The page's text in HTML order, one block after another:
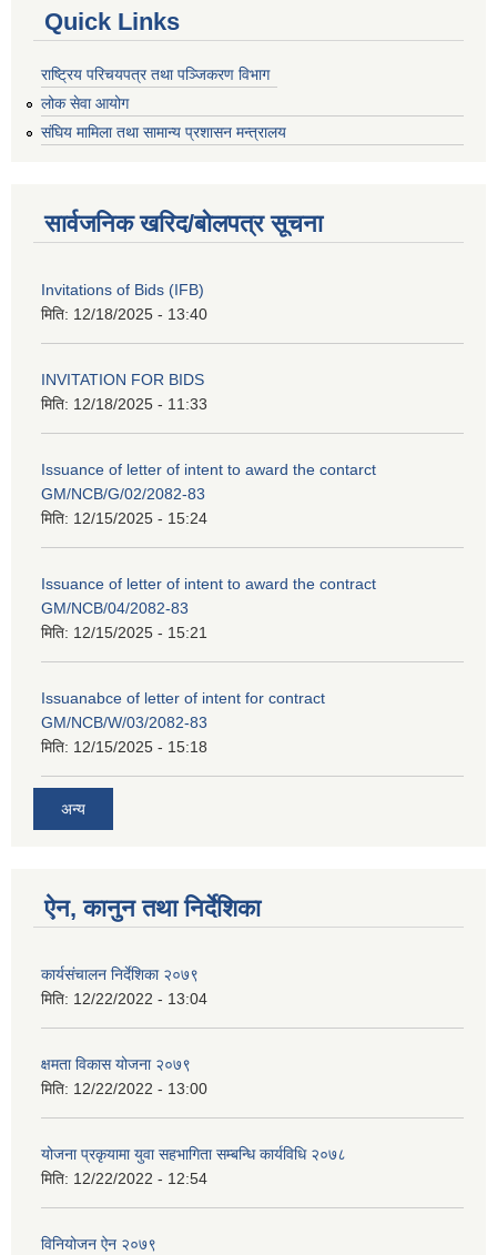
Quick Links
राष्ट्रिय परिचयपत्र तथा पञ्जिकरण विभाग
लोक सेवा आयोग
संघिय मामिला तथा सामान्य प्रशासन मन्त्रालय
सार्वजनिक खरिद/बोलपत्र सूचना
Invitations of Bids (IFB)
मिति: 12/18/2025 - 13:40
INVITATION FOR BIDS
मिति: 12/18/2025 - 11:33
Issuance of letter of intent to award the contarct
GM/NCB/G/02/2082-83
मिति: 12/15/2025 - 15:24
Issuance of letter of intent to award the contract
GM/NCB/04/2082-83
मिति: 12/15/2025 - 15:21
Issuanabce of letter of intent for contract
GM/NCB/W/03/2082-83
मिति: 12/15/2025 - 15:18
अन्य
ऐन, कानुन तथा निर्देशिका
कार्यसंचालन निर्देशिका २०७९
मिति: 12/22/2022 - 13:04
क्षमता विकास योजना २०७९
मिति: 12/22/2022 - 13:00
योजना प्रकृयामा युवा सहभागिता सम्बन्धि कार्यविधि २०७८
मिति: 12/22/2022 - 12:54
विनियोजन ऐन २०७९